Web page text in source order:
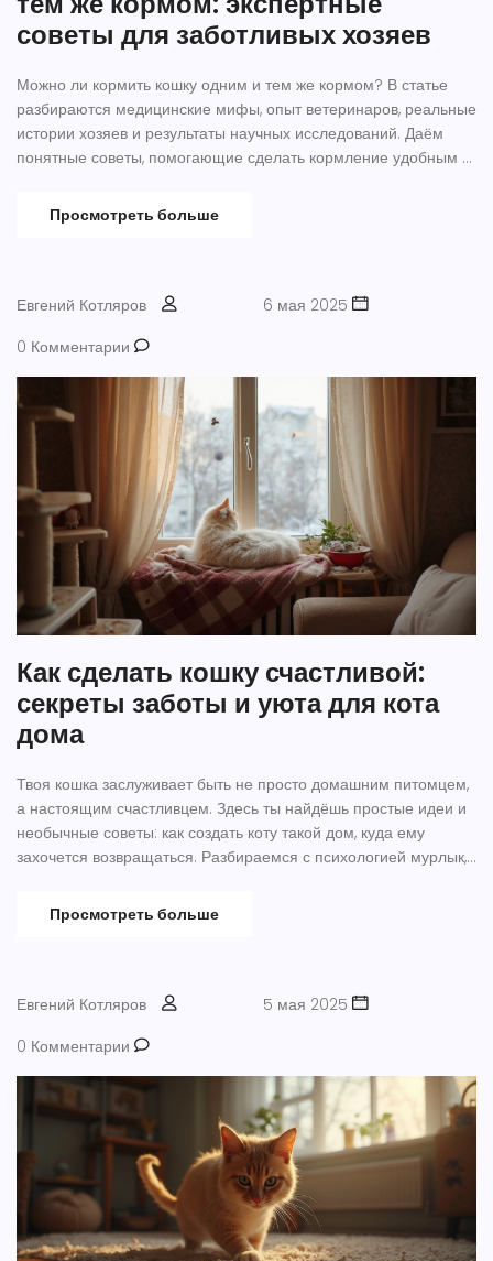
советы для заботливых хозяев
Можно ли кормить кошку одним и тем же кормом? В статье
разбираются медицинские мифы, опыт ветеринаров, реальные
истории хозяев и результаты научных исследований. Даём
понятные советы, помогающие сделать кормление удобным и
привычек, профилактики болезней и тонкости смены корма.
Здесь вы найдёте честные ответы без лишних страшилок и
Просмотреть больше
Евгений Котляров
6 мая 2025
0 Комментарии
Как сделать кошку счастливой:
секреты заботы и уюта для кота
дома
Твоя кошка заслуживает быть не просто домашним питомцем,
а настоящим счастливцем. Здесь ты найдёшь простые идеи и
необычные советы: как создать коту такой дом, куда ему
захочется возвращаться. Разбираемся с психологией мурлык,
языке. Всё легко, понятно и без банальных советов. Сделай
кошке жизнь уютнее и интереснее уже сегодня.
Просмотреть больше
Евгений Котляров
5 мая 2025
0 Комментарии